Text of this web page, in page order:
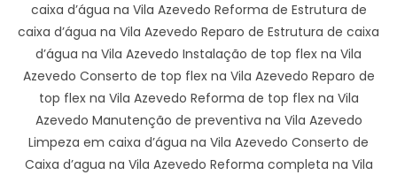
caixa d’água na Vila Azevedo Reforma de Estrutura de
caixa d’água na Vila Azevedo Reparo de Estrutura de caixa
d’água na Vila Azevedo Instalação de top flex na Vila
Azevedo Conserto de top flex na Vila Azevedo Reparo de
top flex na Vila Azevedo Reforma de top flex na Vila
Azevedo Manutenção de preventiva na Vila Azevedo
Limpeza em caixa d’água na Vila Azevedo Conserto de
Caixa d’agua na Vila Azevedo Reforma completa na Vila